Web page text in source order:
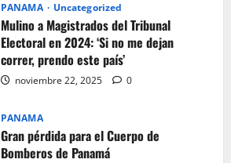
PANAMA Uncategorized
Mulino a Magistrados del Tribunal
Electoral en 2024: ‘Si no me dejan
correr, prendo este país’
noviembre 22, 2025 0
PANAMA
Gran pérdida para el Cuerpo de
Bomberos de Panamá